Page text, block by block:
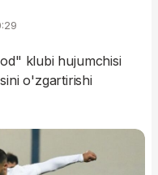
klubi hujumchisi
o'zgartirishi